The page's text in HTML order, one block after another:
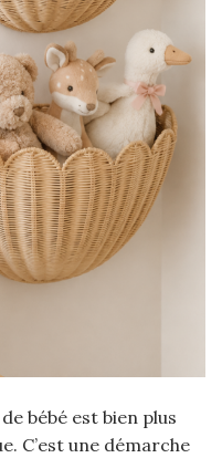
bébé est bien plus
C’est une démarche